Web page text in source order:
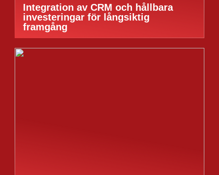
Integration av CRM och hållbara
investeringar för långsiktig
framgång